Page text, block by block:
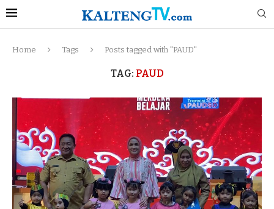
Home Tags Posts tagged with "PAUD"
TAG: PAUD